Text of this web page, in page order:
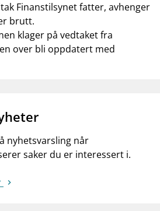
Finanstilsynet fatter, avhenger
brutt.
klager på vedtaket fra
over bli oppdatert med
nyhetsvarsling når
saker du er interessert i.